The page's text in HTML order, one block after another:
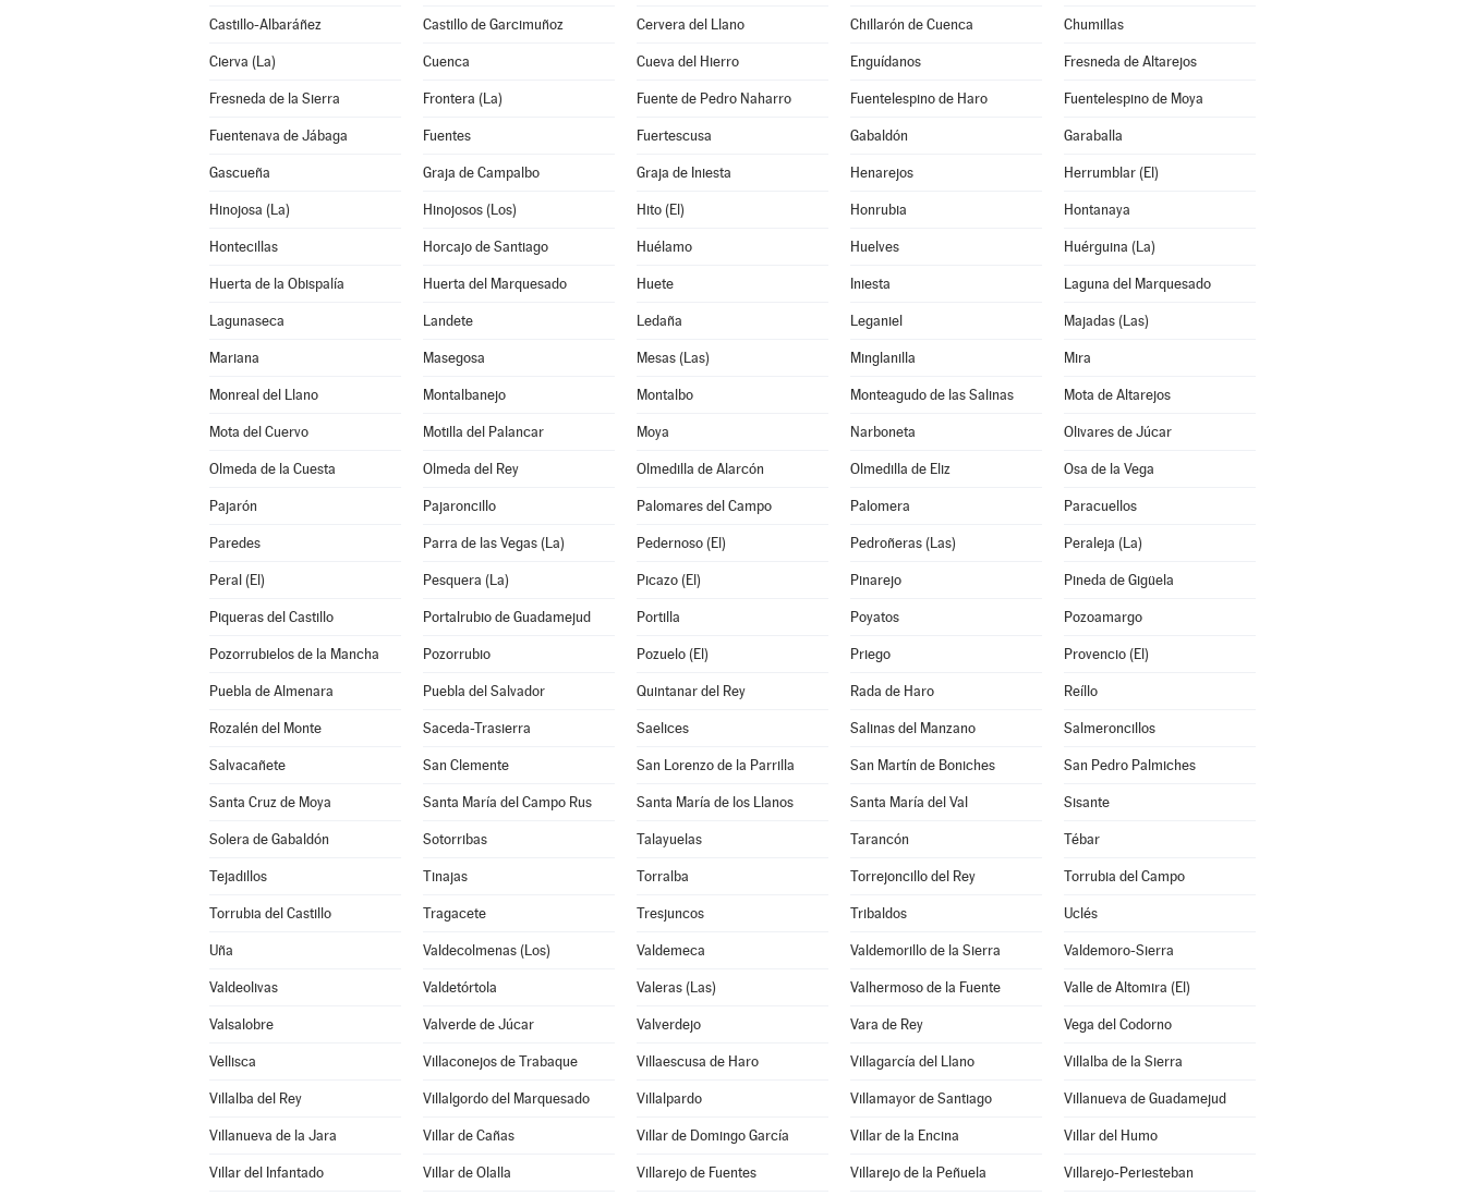
Castillo-Albaráñez Castillo de Garcimuñoz Cervera del Llano Chillarón de Cuenca Chumillas
Cierva (La) Cuenca Cueva del Hierro Enguídanos Fresneda de Altarejos
Fresneda de la Sierra Frontera (La) Fuente de Pedro Naharro Fuentelespino de Haro Fuentelespino de Moya
Fuentenava de Jábaga Fuentes Fuertescusa Gabaldón Garaballa
Gascueña Graja de Campalbo Graja de Iniesta Henarejos Herrumblar (El)
Hinojosa (La) Hinojosos (Los) Hito (El) Honrubia Hontanaya
Hontecillas Horcajo de Santiago Huélamo Huelves Huérguina (La)
Huerta de la Obispalía Huerta del Marquesado Huete Iniesta Laguna del Marquesado
Lagunaseca Landete Ledaña Leganiel Majadas (Las)
Mariana Masegosa Mesas (Las) Minglanilla Mira
Monreal del Llano Montalbanejo Montalbo Monteagudo de las Salinas Mota de Altarejos
Mota del Cuervo Motilla del Palancar Moya Narboneta Olivares de Júcar
Olmeda de la Cuesta Olmeda del Rey Olmedilla de Alarcón Olmedilla de Eliz Osa de la Vega
Pajarón Pajaroncillo Palomares del Campo Palomera Paracuellos
Paredes Parra de las Vegas (La) Pedernoso (El) Pedroñeras (Las) Peraleja (La)
Peral (El) Pesquera (La) Picazo (El) Pinarejo Pineda de Gigüela
Piqueras del Castillo Portalrubio de Guadamejud Portilla Poyatos Pozoamargo
Pozorrubielos de la Mancha Pozorrubio Pozuelo (El) Priego Provencio (El)
Puebla de Almenara Puebla del Salvador Quintanar del Rey Rada de Haro Reíllo
Rozalén del Monte Saceda-Trasierra Saelices Salinas del Manzano Salmeroncillos
Salvacañete San Clemente San Lorenzo de la Parrilla San Martín de Boniches San Pedro Palmiches
Santa Cruz de Moya Santa María del Campo Rus Santa María de los Llanos Santa María del Val Sisante
Solera de Gabaldón Sotorribas Talayuelas Tarancón Tébar
Tejadillos Tinajas Torralba Torrejoncillo del Rey Torrubia del Campo
Torrubia del Castillo Tragacete Tresjuncos Tribaldos Uclés
Uña Valdecolmenas (Los) Valdemeca Valdemorillo de la Sierra Valdemoro-Sierra
Valdeolivas Valdetórtola Valeras (Las) Valhermoso de la Fuente Valle de Altomira (El)
Valsalobre Valverde de Júcar Valverdejo Vara de Rey Vega del Codorno
Vellisca Villaconejos de Trabaque Villaescusa de Haro Villagarcía del Llano Villalba de la Sierra
Villalba del Rey Villalgordo del Marquesado Villalpardo Villamayor de Santiago Villanueva de Guadamejud
Villanueva de la Jara Villar de Cañas Villar de Domingo García Villar de la Encina Villar del Humo
Villar del Infantado Villar de Olalla Villarejo de Fuentes Villarejo de la Peñuela Villarejo-Periesteban